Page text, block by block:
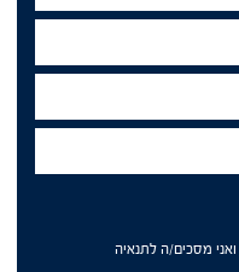
ואני מסכים/ה לתנאיה